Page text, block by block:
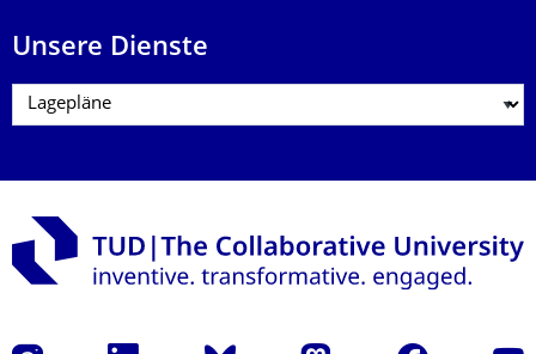
Unsere Dienste